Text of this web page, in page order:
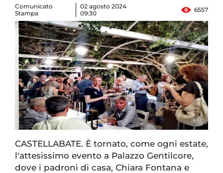
Comunicato
Stampa
02 agosto 2024
09:30
6557
CASTELLABATE. È tornato, come ogni estate,
l'attesissimo evento a Palazzo Gentilcore,
dove i padroni di casa, Chiara Fontana e